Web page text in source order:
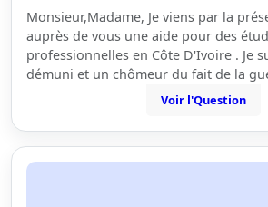
Monsieur,Madame, Je viens par la
auprès de vous une aide pour des
professionnelles en Côte D'Ivoire . Je
démuni et un chômeur du fait de la
Voir l'Question